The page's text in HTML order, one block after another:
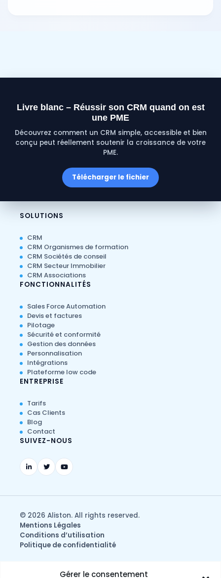
Gérer le consentement
Livre blanc – Réussir son CRM quand on est
une PME
Découvrez comment un CRM simple, accessible et bien
conçu peut réellement soutenir la croissance de votre
PME.
Télécharger le fichier
SOLUTIONS
CRM
CRM Organismes de formation
CRM Sociétés de conseil
CRM Secteur Immobilier
CRM Associations
FONCTIONNALITÉS
Sales Force Automation
Devis et factures
Pilotage
Sécurité et conformité
Gestion des données
Personnalisation
Intégrations
Plateforme low code
ENTREPRISE
Tarifs
Cas Clients
Blog
Contact
SUIVEZ-NOUS
© 2026 Aliston. All rights reserved.
Mentions Légales
Conditions d’utilisation
Politique de confidentialité